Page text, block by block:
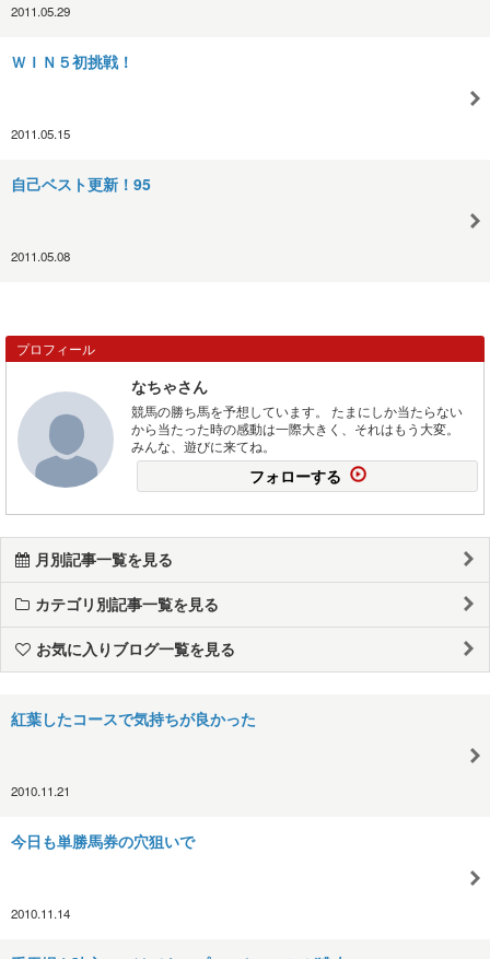
2011.05.29
ＷＩＮ５初挑戦！
2011.05.15
自己ベスト更新！95
2011.05.08
プロフィール
なちゃさん
競馬の勝ち馬を予想しています。 たまにしか当たらない
から当たった時の感動は一際大きく、それはもう大変。
みんな、遊びに来てね。
フォローする
月別記事一覧を見る
カテゴリ別記事一覧を見る
お気に入りブログ一覧を見る
紅葉したコースで気持ちが良かった
2010.11.21
今日も単勝馬券の穴狙いで
2010.11.14